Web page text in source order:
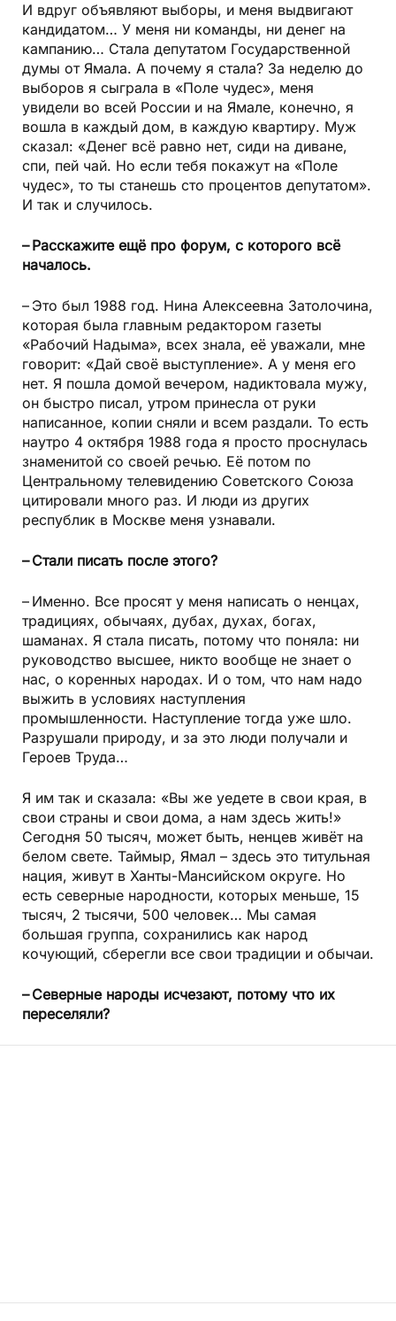
И вдруг объявляют выборы, и меня выдвигают
кандидатом… У меня ни команды, ни денег на
кампанию… Стала депутатом Государственной
думы от Ямала. А почему я стала? За неделю до
выборов я сыграла в «Поле чудес», меня
увидели во всей России и на Ямале, конечно, я
вошла в каждый дом, в каждую квартиру. Муж
сказал: «Денег всё равно нет, сиди на диване,
спи, пей чай. Но если тебя покажут на «Поле
чудес», то ты станешь сто процентов депутатом».
И так и случилось.
– Расскажите ещё про форум, с которого всё
началось.
– Это был 1988 год. Нина Алексеевна Затолочина,
которая была главным редактором газеты
«Рабочий Надыма», всех знала, её уважали, мне
говорит: «Дай своё выступление». А у меня его
нет. Я пошла домой вечером, надиктовала мужу,
он быстро писал, утром принесла от руки
написанное, копии сняли и всем раздали. То есть
наутро 4 октября 1988 года я просто проснулась
знаменитой со своей речью. Её потом по
Центральному телевидению Советского Союза
цитировали много раз. И люди из других
республик в Москве меня узнавали.
– Стали писать после этого?
– Именно. Все просят у меня написать о ненцах,
традициях, обычаях, дубах, духах, богах,
шаманах. Я стала писать, потому что поняла: ни
руководство высшее, никто вообще не знает о
нас, о коренных народах. И о том, что нам надо
выжить в условиях наступления
промышленности. Наступление тогда уже шло.
Разрушали природу, и за это люди получали и
Героев Труда…
Я им так и сказала: «Вы же уедете в свои края, в
свои страны и свои дома, а нам здесь жить!»
Сегодня 50 тысяч, может быть, ненцев живёт на
белом свете. Таймыр, Ямал – здесь это титульная
нация, живут в Ханты-Мансийском округе. Но
есть северные народности, которых меньше, 15
тысяч, 2 тысячи, 500 человек… Мы самая
большая группа, сохранились как народ
кочующий, сберегли все свои традиции и обычаи.
– Северные народы исчезают, потому что их
переселяли?